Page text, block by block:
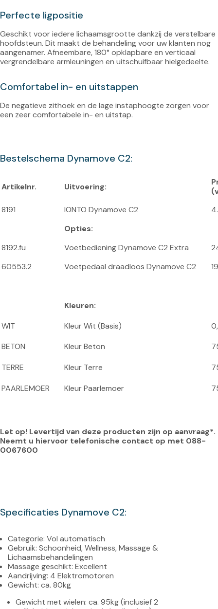
Perfecte ligpositie
Geschikt voor iedere lichaamsgrootte dankzij de verstelbare
hoofdsteun. Dit maakt de behandeling voor uw klanten nog
aangenamer. Afneembare, 180° opklapbare en verticaal
Comfortabel in- en uitstappen
De negatieve zithoek en de lage instaphoogte zorgen voor
een zeer comfortabele in- en uitstap.
Bestelschema Dynamove C2:
Artikelnr. Uitvoering:
8191
IONTO Dynamove C2
Opties:
8192.fu
Voetbediening Dynamove C2 Extra
60553.2
Voetpedaal draadloos Dynamove C2
Kleuren:
WIT
Kleur Wit (Basis)
BETON
Kleur Beton
TERRE Kleur Terre
PAARLEMOER Kleur Paarlemoer
Let op! Levertijd van deze producten zijn op aanvraag*.
Neemt u hiervoor telefonische contact op met 088-
0067600
Specificaties Dynamove C2:
Categorie: Vol automatisch
Gebruik: Schoonheid, Wellness, Massage &
Lichaamsbehandelingen
Massage geschikt: Excellent
Aandrijving: 4 Elektromotoren
Gewicht met wielen: ca. 95kg (inclusief 2